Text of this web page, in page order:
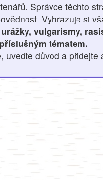
Správce těchto
Vyhrazuje si
vulgarismy,
tématem.
uveďte důvod a přidejte